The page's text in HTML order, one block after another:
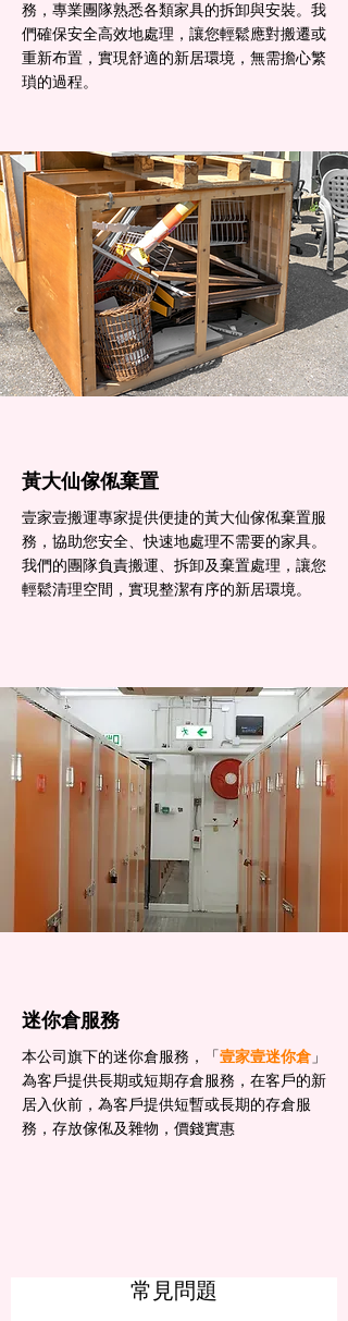
務，專業團隊熟悉各類家具的拆卸與安裝。我
們確保安全高效地處理，讓您輕鬆應對搬遷或
重新布置，實現舒適的新居環境，無需擔心繁
瑣的過程。
黃大仙傢俬棄置
壹家壹搬運專家提供便捷的黃大仙傢俬棄置服
務，協助您安全、快速地處理不需要的家具。
我們的團隊負責搬運、拆卸及棄置處理，讓您
輕鬆清理空間，實現整潔有序的新居環境。
迷你倉服務
本公司旗下的迷你倉服務，「壹家壹迷你倉 」
為客戶提供長期或短期存倉服務，在客戶的新
居入伙前，為客戶提供短暫或長期的存倉服
務，存放傢俬及雜物，價錢實惠
常見問題